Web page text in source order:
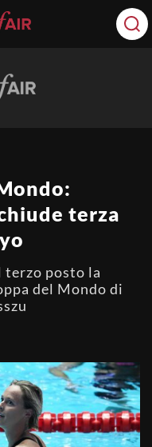
terza
terzo posto la
del Mondo di